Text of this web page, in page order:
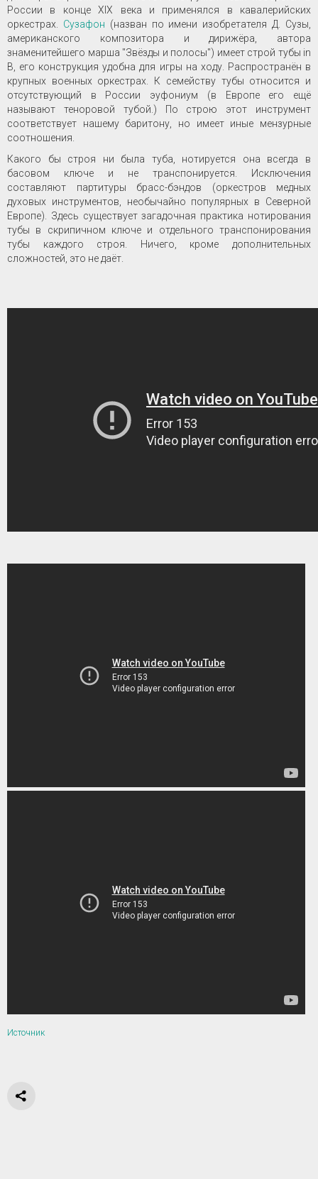
России в конце XIX века и применялся в кавалерийских
оркестрах. Сузафон (назван по имени изобретателя Д. Сузы,
американского композитора и дирижёра, автора
знаменитейшего марша "Звёзды и полосы") имеет строй тубы in
B, его конструкция удобна для игры на ходу. Распространён в
крупных военных оркестрах. К семейству тубы относится и
отсутствующий в России эуфониум (в Европе его ещё
называют теноровой тубой.) По строю этот инструмент
соответствует нашему баритону, но имеет иные мензурные
соотношения.
Какого бы строя ни была туба, нотируется она всегда в
басовом ключе и не транспонируется. Исключения
составляют партитуры брасс-бэндов (оркестров медных
духовых инструментов, необычайно популярных в Северной
Европе). Здесь существует загадочная практика нотирования
тубы в скрипичном ключе и отдельного транспонирования
тубы каждого строя. Ничего, кроме дополнительных
сложностей, это не даёт.
Источник